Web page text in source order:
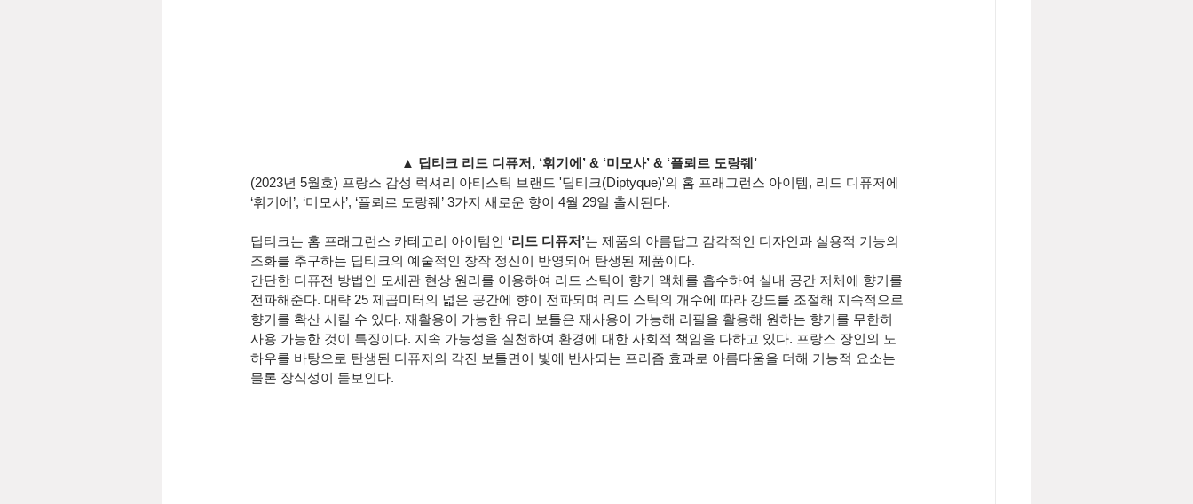
▲ 딥티크 리드 디퓨저, ‘휘기에’ & ‘미모사’ & ‘플뢰르 도랑줴’
(2023년 5월호) 프랑스 감성 럭셔리 아티스틱 브랜드 '딥티크(Diptyque)'의 홈 프래그런스 아이템, 리드 디퓨저에
‘휘기에’, ‘미모사’, ‘플뢰르 도랑줴’ 3가지 새로운 향이 4월 29일 출시된다.
딥티크는 홈 프래그런스 카테고리 아이템인 ‘리드 디퓨저’는 제품의 아름답고 감각적인 디자인과 실용적 기능의
조화를 추구하는 딥티크의 예술적인 창작 정신이 반영되어 탄생된 제품이다.
간단한 디퓨전 방법인 모세관 현상 원리를 이용하여 리드 스틱이 향기 액체를 흡수하여 실내 공간 저체에 향기를
전파해준다. 대략 25 제곱미터의 넓은 공간에 향이 전파되며 리드 스틱의 개수에 따라 강도를 조절해 지속적으로
향기를 확산 시킬 수 있다. 재활용이 가능한 유리 보틀은 재사용이 가능해 리필을 활용해 원하는 향기를 무한히
사용 가능한 것이 특징이다. 지속 가능성을 실천하여 환경에 대한 사회적 책임을 다하고 있다. 프랑스 장인의 노
하우를 바탕으로 탄생된 디퓨저의 각진 보틀면이 빛에 반사되는 프리즘 효과로 아름다움을 더해 기능적 요소는
물론 장식성이 돋보인다.